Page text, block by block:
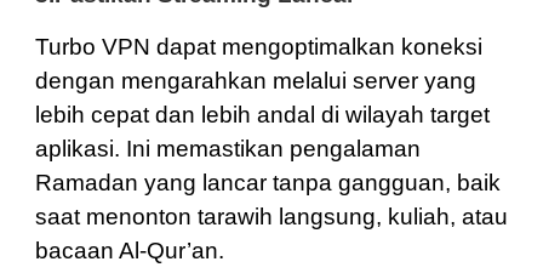
Turbo VPN dapat mengoptimalkan koneksi
dengan mengarahkan melalui server yang
lebih cepat dan lebih andal di wilayah target
aplikasi. Ini memastikan pengalaman
Ramadan yang lancar tanpa gangguan, baik
saat menonton tarawih langsung, kuliah, atau
bacaan Al-Qur’an.